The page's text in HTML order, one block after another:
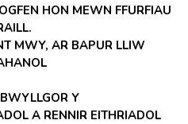
HON MEWN FFURFIAU
MWY, AR BAPUR LLIW
Y
A RENNIR EITHRIADOL